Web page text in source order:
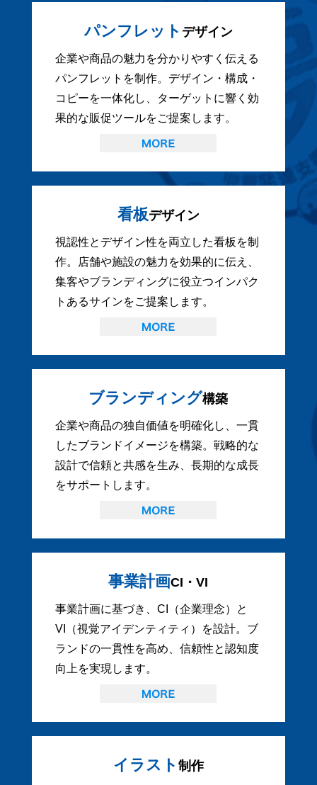
パンフレット デザイン
企業や商品の魅力を分かりやすく伝える
パンフレットを制作。デザイン・構成・
コピーを一体化し、ターゲットに響く効
果的な販促ツールをご提案します。
看板デザイン
視認性とデザイン性を両立した看板を制
作。店舗や施設の魅力を効果的に伝え、
集客やブランディングに役立つインパク
トあるサインをご提案します。
ブランディング構築
企業や商品の独自価値を明確化し、一貫
したブランドイメージを構築。戦略的な
設計で信頼と共感を生み、長期的な成長
をサポートします。
事業計画CI・VI
事業計画に基づき、CI（企業理念）と
VI（視覚アイデンティティ）を設計。ブ
ランドの一貫性を高め、信頼性と認知度
向上を実現します。
イラスト 制作